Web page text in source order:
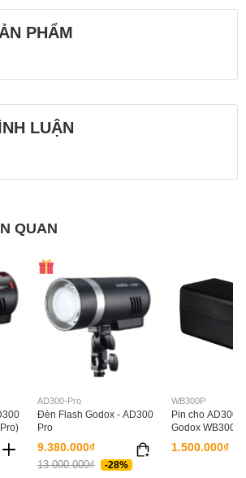
PHẨM
LUẬN
QUAN
AD300-Pro
Đèn Flash Godox - AD300
Pro
9.380.000₫
13.000.000₫ -28%
WB300P
Pin cho AD300
Godox WB300P
1.500.000₫